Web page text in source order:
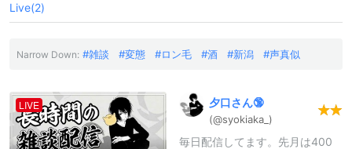
Live(2)
Narrow Down: 雑談 変態 ロン毛 酒 新潟 声真似
LIVE 夕口さん🔞
(@syokiaka_ )
毎日配信してます。先月は400